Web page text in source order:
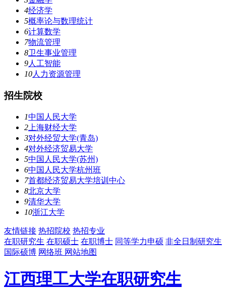
4经济学
5概率论与数理统计
6计算数学
7物流管理
8卫生事业管理
9人工智能
10人力资源管理
招生院校
1中国人民大学
2 上海财经大学
3对外经贸大学(青岛)
4对外经济贸易大学
5中国人民大学(苏州)
6中国人民大学杭州班
7首都经济贸易大学培训中心
8北京大学
9清华大学
10浙江大学
友情链接 热招院校 热招专业
在职研究生 在职硕士 在职博士 同等学力申硕 非全日制研究生
国际硕博 网络班 网站地图
江西理工大学在职研究生